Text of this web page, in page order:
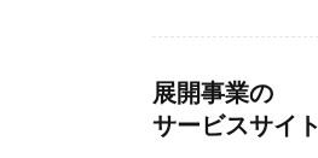
展開事業の
サービスサイト